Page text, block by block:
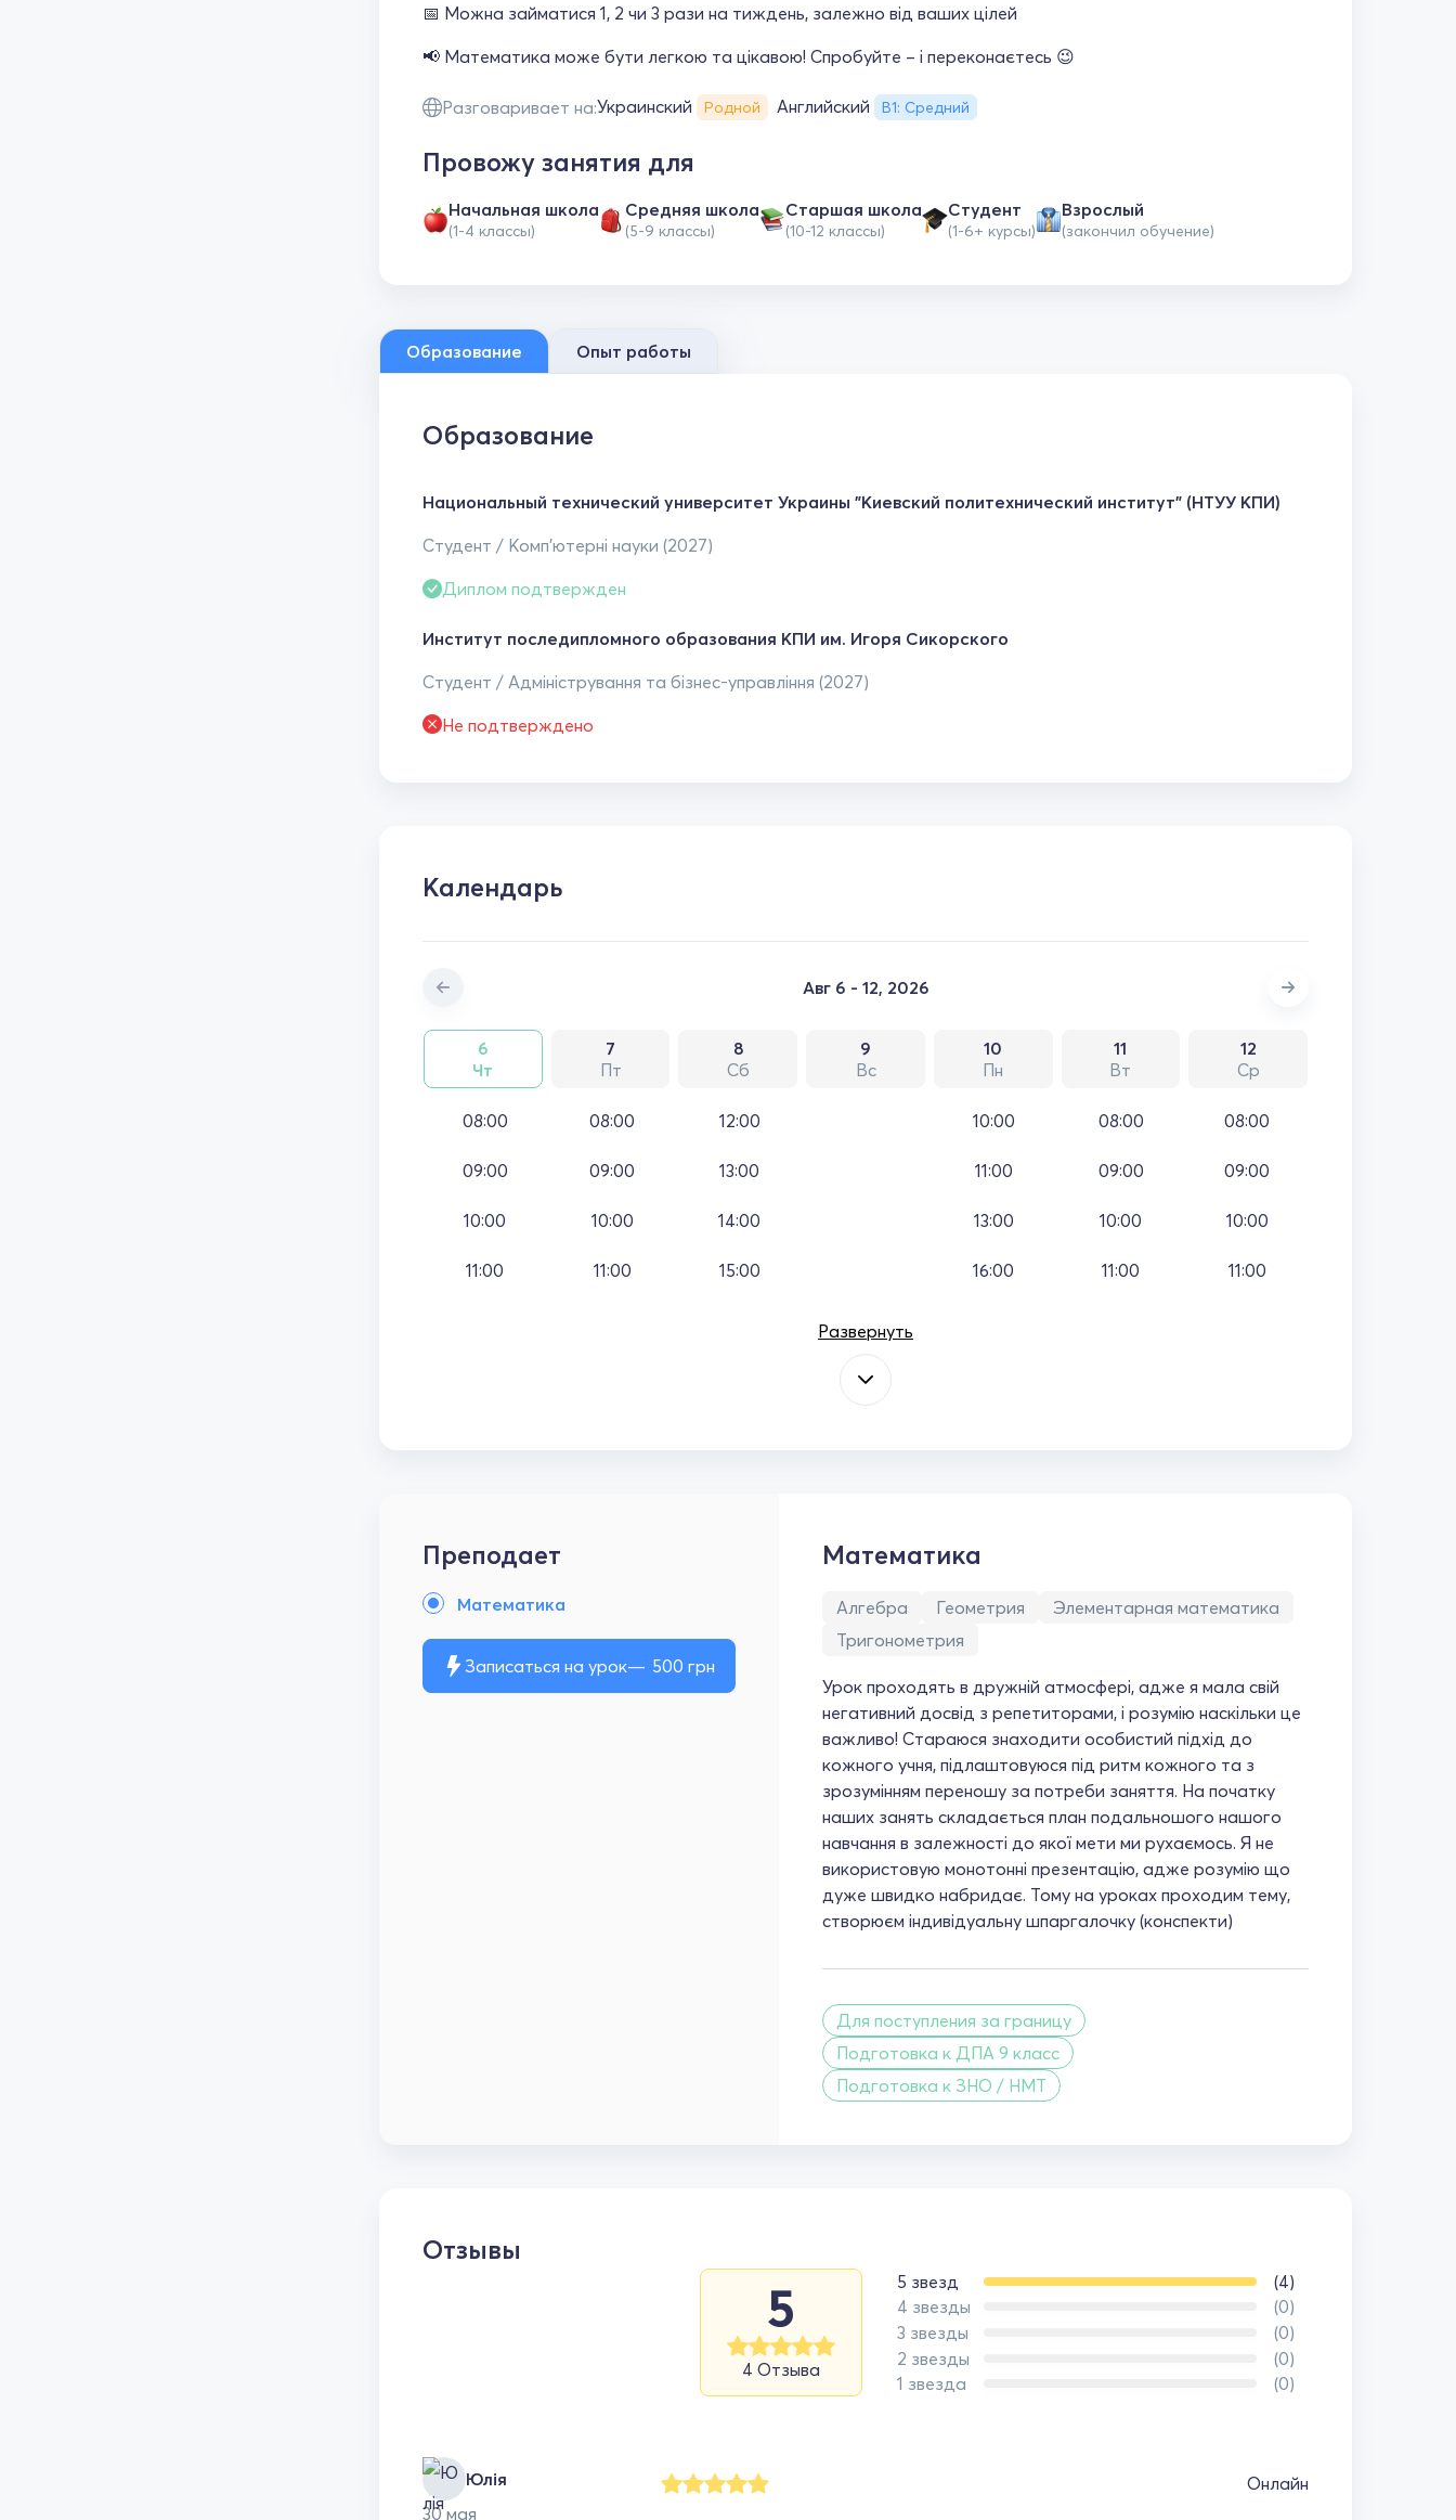
📅 Можна займатися 1, 2 чи 3 рази на тиждень, залежно від ваших цілей
📢 Математика може бути легкою та цікавою! Спробуйте – і переконаєтесь 😉
Разговаривает на:Украинский Родной Английский В1: Средний
Провожу занятия для
Начальная школа
(1-4 классы)
Средняя школа
(5-9 классы)
Cтаршая школа
(10-12 классы)
Студент
(1-6+ курсы)
Взрослый
(закончил обучение)
Образование Опыт работы
Образование
Национальный технический университет Украины "Киевский политехнический институт" (НТУУ КПИ)
Студент / Комп’ютерні науки (2027)
Диплом подтвержден
Институт последипломного образования КПИ им. Игоря Сикорского
Студент / Адміністрування та бізнес-управління (2027)
Не подтверждено
Календарь
Авг 6 - 12, 2026
6
Чт
7
Пт
8
Сб
9
Вс
10
Пн
11
Вт
12
Ср
08:00
09:00
10:00
11:00
08:00
09:00
10:00
11:00
12:00
13:00
14:00
15:00
10:00
11:00
13:00
16:00
08:00
09:00
10:00
11:00
08:00
09:00
10:00
11:00
Развернуть
Преподает
Математика
Записаться на урок 500 грн
Математика
Алгебра Геометрия
Элементарная математика
Тригонометрия
Урок проходять в дружній атмосфері, адже я мала свій
негативний досвід з репетиторами, і розумію наскільки це
важливо! Стараюся знаходити особистий підхід до
кожного учня, підлаштовуюся під ритм кожного та з
зрозумінням переношу за потреби заняття. На початку
наших занять складається план подальношого нашого
навчання в залежності до якої мети ми рухаємось. Я не
використовую монотонні презентацію, адже розумію що
дуже швидко набридає. Тому на уроках проходим тему,
створюєм індивідуальну шпаргалочку (конспекти)
Для поступления за границу
Подготовка к ДПА 9 класс
Подготовка к ЗНО / НМТ
Отзывы
5
4 Отзыва
5 звезд
(4)
4 звезды
(0)
3 звезды
(0)
2 звезды
(0)
1 звезда
(0)
Юлія
30 мая
Онлайн